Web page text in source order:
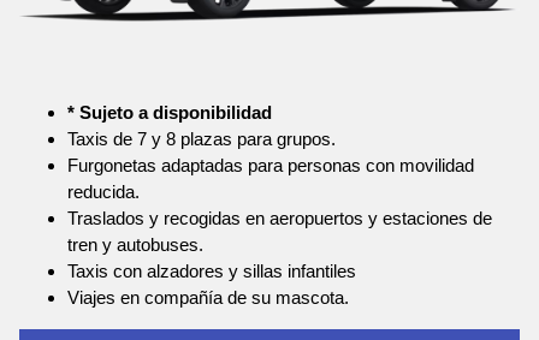
* Sujeto a disponibilidad
Taxis de 7 y 8 plazas para grupos.
Furgonetas adaptadas para personas con movilidad
reducida.
Traslados y recogidas en aeropuertos y estaciones de
tren y autobuses.
Taxis con alzadores y sillas infantiles
Viajes en compañía de su mascota.